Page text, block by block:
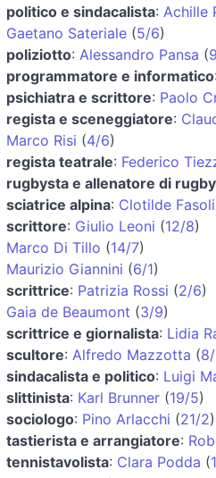
politico e sindacalista: Achille
Gaetano Sateriale (5/6)
poliziotto: Alessandro Pansa (
programmatore e informatico:
psichiatra e scrittore: Paolo
regista e sceneggiatore:
Marco Risi (4/6)
regista teatrale: Federico
rugbysta e allenatore di rugby
sciatrice alpina: Clotilde
scrittore: Giulio Leoni (12/8)
Marco Di Tillo (14/7)
Maurizio Giannini (6/1)
scrittrice: Patrizia Rossi (2/6)
Gaia de Beaumont (3/9)
scrittrice e giornalista: Lidia
scultore: Alfredo Mazzotta (
sindacalista e politico: Luigi
slittinista: Karl Brunner (19/5)
sociologo: Pino Arlacchi (21/2)
tastierista e arrangiatore:
tennistavolista: Clara Podda (